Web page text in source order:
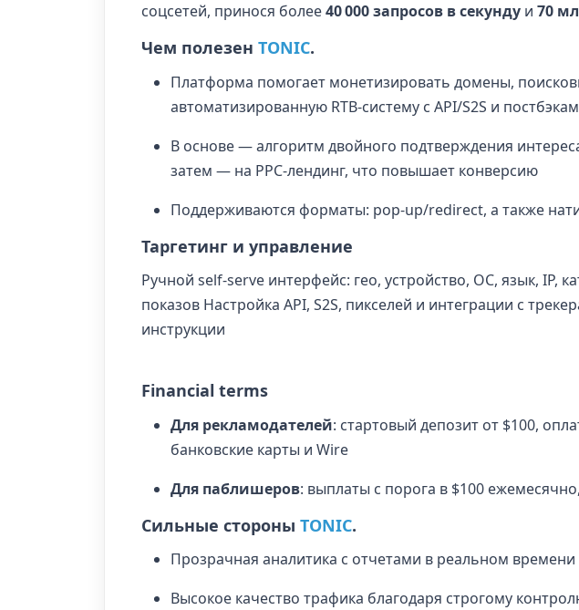
соцсетей, принося более40 000 запросов в секунду и 70
Чем полезен TONIC.
Платформа помогает монетизировать домены,
автоматизированную RTB-систему с API/S2S и
В основе — алгоритм двойного подтверждения
затем — на PPC-лендинг, что повышает конверсию
Поддерживаются форматы: pop-up/redirect, а также
Таргетинг и управление
Ручной self-serve интерфейс: гео, устройство, ОС, язык, IP,
показов Настройка API, S2S, пикселей и интеграции с
инструкции
Financial terms
Для рекламодателей: стартовый депозит от $100,
банковские карты и Wire
Для паблишеров: выплаты с порога в $100
Сильные стороны TONIC.
Прозрачная аналитика с отчетами в реальном времени
Высокое качество трафика благодаря строгому